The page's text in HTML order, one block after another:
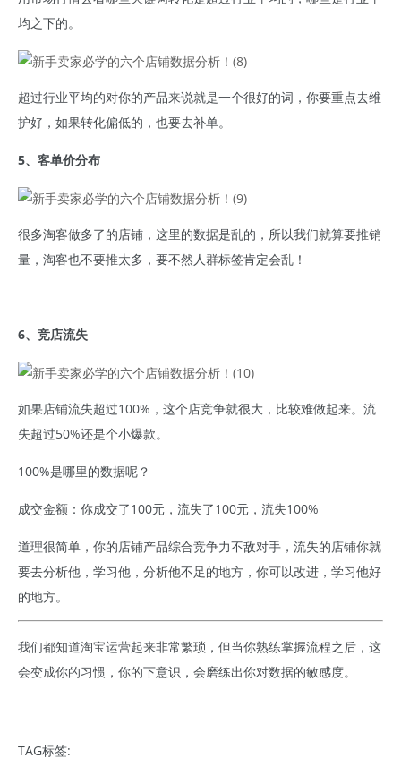
均之下的。
超过行业平均的对你的产品来说就是一个很好的词，你要重点去维
护好，如果转化偏低的，也要去补单。
5、客单价分布
很多淘客做多了的店铺，这里的数据是乱的，所以我们就算要推销
量，淘客也不要推太多，要不然人群标签肯定会乱！
6、竞店流失
如果店铺流失超过100%，这个店竞争就很大，比较难做起来。流
失超过50%还是个小爆款。
100%是哪里的数据呢？
成交金额：你成交了100元，流失了100元，流失100%
道理很简单，你的店铺产品综合竞争力不敌对手，流失的店铺你就
要去分析他，学习他，分析他不足的地方，你可以改进，学习他好
的地方。
我们都知道淘宝运营起来非常繁琐，但当你熟练掌握流程之后，这
会变成你的习惯，你的下意识，会磨练出你对数据的敏感度。
TAG标签: